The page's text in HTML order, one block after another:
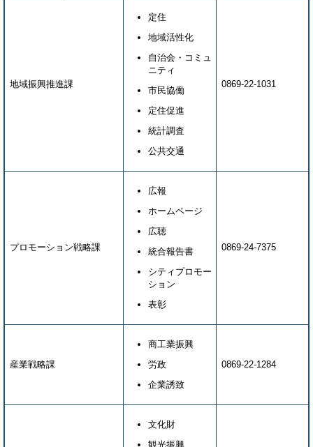
地域振興推進課
定住
地域活性化
自治会・コミュ
ニティ
市民協働
定住促進
統計調査
公共交通
0869-22-1031
プロモーション戦略課
広報
ホームページ
広聴
統合報告書
シティプロモー
ション
表彰
0869-24-7375
産業戦略課
商工業振興
労政
企業誘致
0869-22-1284
文化財
観光振興